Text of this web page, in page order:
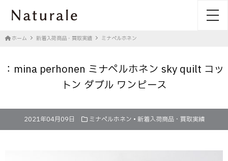
ホーム 新着入荷商品・買取実績 ミナペルホネン
：mina perhonen ミナペルホネン sky quilt コッ
トン ダブル ワンピース
2021年04月09日 ミナペルホネン • 新着入荷商品・買取実績